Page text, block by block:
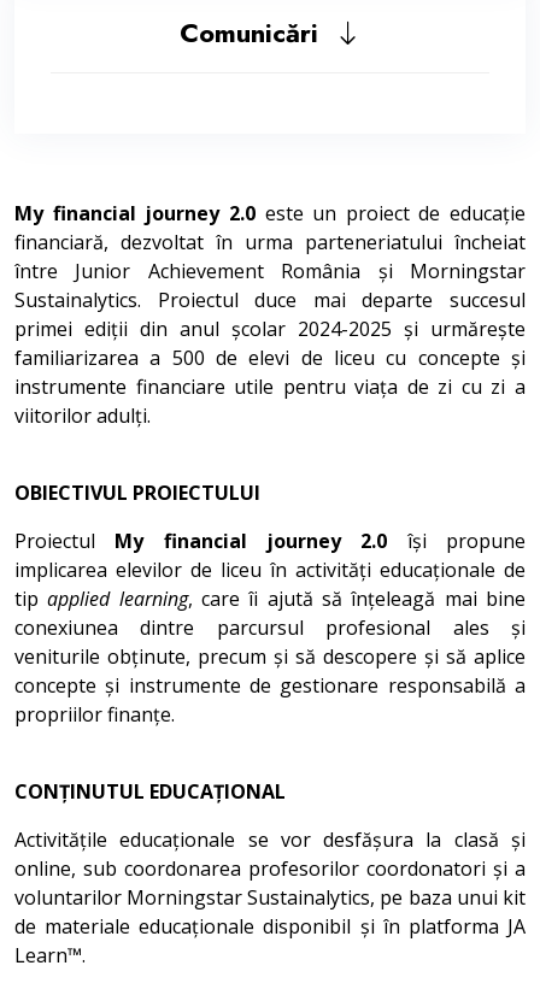
Comunicări
My financial journey 2.0este un proiect de educație
financiară, dezvoltat în urma parteneriatului încheiat
între Junior Achievement România și Morningstar
Sustainalytics. Proiectul duce mai departe succesul
primei ediții din anul școlar 2024-2025 și urmărește
familiarizarea a 500 de elevi de liceu cu concepte și
instrumente financiare utile pentru viața de zi cu zi a
viitorilor adulți.
OBIECTIVUL PROIECTULUI
Proiectul My financial journey 2.0 își propune
implicarea elevilor de liceu în activități educaționale de
tipapplied learning, care îi ajută să înțeleagă mai bine
conexiunea dintre parcursul profesional ales și
veniturile obținute, precum și să descopere și să aplice
concepte și instrumente de gestionare responsabilă a
propriilor finanțe.
CONȚINUTUL EDUCAȚIONAL
Activitățile educaționale se vor desfășura la clasă și
online, sub coordonarea profesorilor coordonatori și a
voluntarilor Morningstar Sustainalytics, pe baza unui kit
de materiale educaționale disponibil și în platforma JA
Learn™.